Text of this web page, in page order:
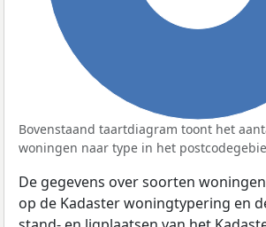
Bovenstaand taartdiagram toont het
woningen naar type in het
De gegevens over soorten
op de Kadaster woningtypering en